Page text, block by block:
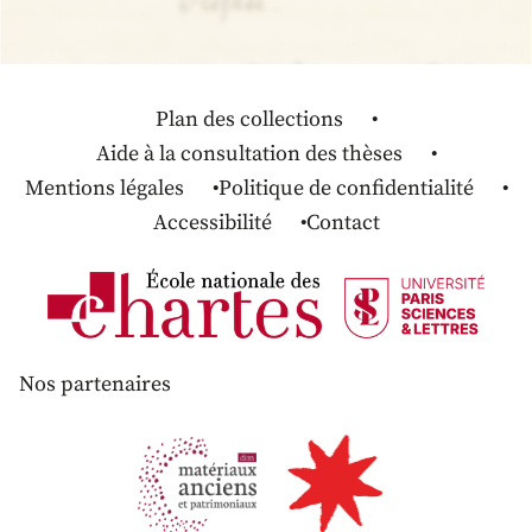
Plan des collections
Aide à la consultation des thèses
Mentions légales
Politique de confidentialité
Accessibilité
Contact
Nos partenaires